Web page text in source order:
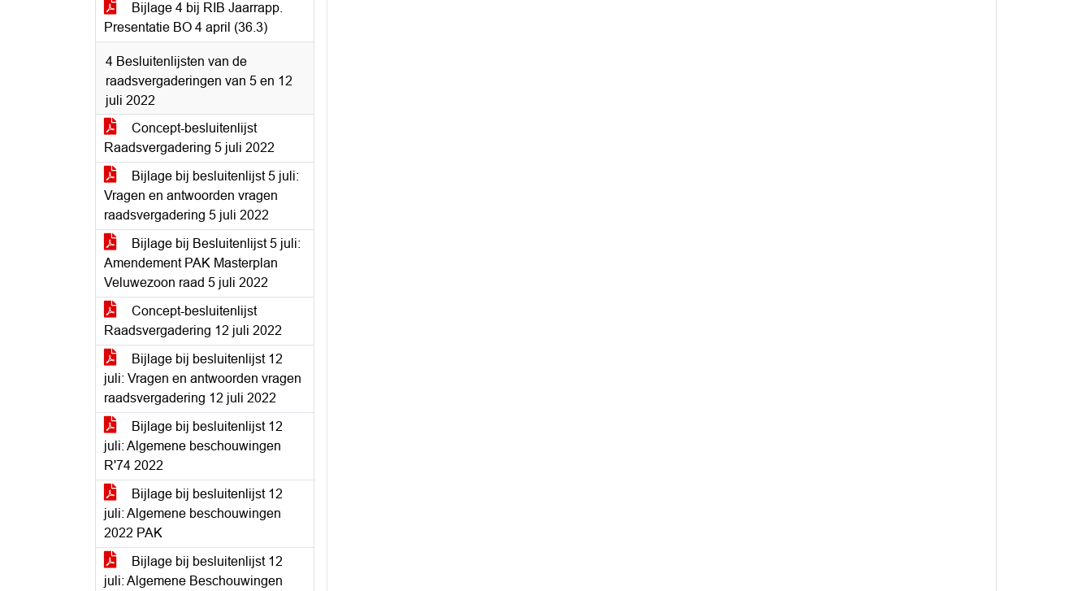
Bijlage 4 bij RIB Jaarrapp.
Presentatie BO 4 april (36.3)
4 Besluitenlijsten van de
raadsvergaderingen van 5 en 12
juli 2022
Concept-besluitenlijst
Raadsvergadering 5 juli 2022
Bijlage bij besluitenlijst 5 juli:
Vragen en antwoorden vragen
raadsvergadering 5 juli 2022
Bijlage bij Besluitenlijst 5 juli:
Amendement PAK Masterplan
Veluwezoon raad 5 juli 2022
Concept-besluitenlijst
Raadsvergadering 12 juli 2022
Bijlage bij besluitenlijst 12
juli: Vragen en antwoorden vragen
raadsvergadering 12 juli 2022
Bijlage bij besluitenlijst 12
juli: Algemene beschouwingen
R'74 2022
Bijlage bij besluitenlijst 12
juli: Algemene beschouwingen
2022 PAK
Bijlage bij besluitenlijst 12
juli: Algemene Beschouwingen